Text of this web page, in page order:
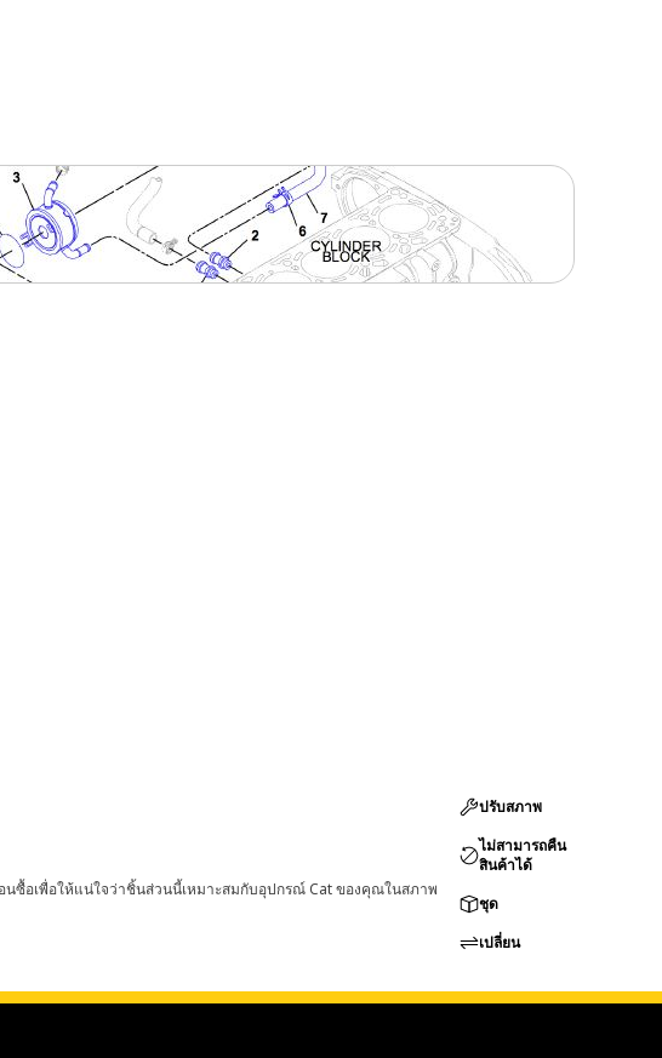
ซื้อเพื่อให้แน่ใจว่าชิ้นส่วนนี้เหมาะสมกับอุปกรณ์ Cat ของคุณในสภาพ
ปรับสภาพ
ไม่สามารถคืน
สินค้าได้
ชุด
เปลี่ยน